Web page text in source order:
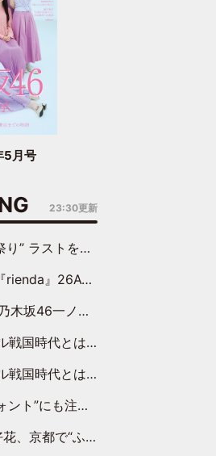
5月号
23:30更新
5年分大人になった私を見ていただけたら」
LOOKモデルに就任
い25周年トップサポーター』に就任
って言ったら、夢眠ねむさんに『てめえはでんぱ組．incなんだよ！』って肩パンされて(笑)」
ョンシーメイクをしたら、場を完全に引かせてしまって。時代が変わったんだなって」
だ書道パフォーマンスの舞台裏
友香に見送られ、“父”松岡昌宏とはハシゴ酒